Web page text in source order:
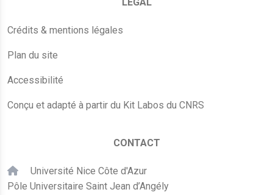
Crédits & mentions légales
Plan du site
Accessibilité
Conçu et adapté à partir du Kit Labos du CNRS
CONTACT
Université Nice Côte d'Azur
Pôle Universitaire Saint Jean d’Angély